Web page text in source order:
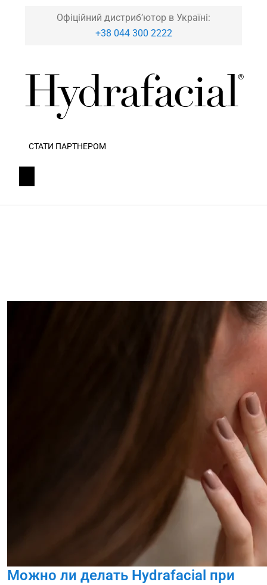
Офіційний дистриб’ютор в Україні:
+38 044 300 2222
СТАТИ ПАРТНЕРОМ
Можно ли делать Hydrafacial при